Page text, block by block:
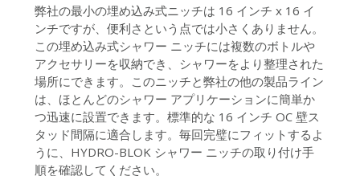
弊社の最小の埋め込み式ニッチは 16 インチ x 16 イ
ンチですが、便利さという点では小さくありません。
この埋め込み式シャワー ニッチには複数のボトルや
アクセサリーを収納でき、シャワーをより整理された
場所にできます。このニッチと弊社の他の製品ライン
は、ほとんどのシャワー アプリケーションに簡単か
つ迅速に設置できます。標準的な 16 インチ OC 壁ス
タッド間隔に適合します。毎回完璧にフィットするよ
うに、HYDRO-BLOK シャワー ニッチの取り付け手
順を確認してください。